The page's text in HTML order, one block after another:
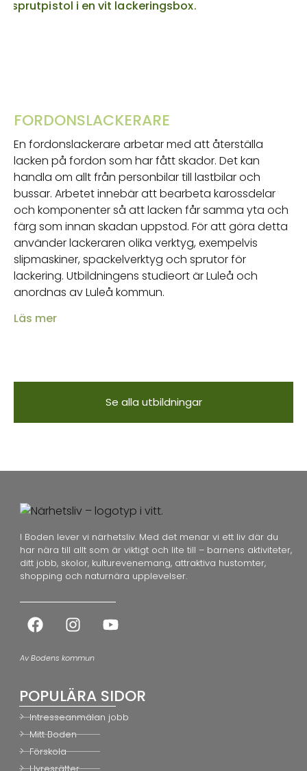
FORDONSLACKERARE
En fordonslackerare arbetar med att återställa
lacken på fordon som har fått skador. Det kan
handla om allt från personbilar till lastbilar och
bussar. Arbetet innebär att bearbeta karossdelar
och komponenter så att lacken får samma yta och
färg som innan skadan uppstod. För att göra detta
använder lackeraren olika verktyg, exempelvis
slipmaskiner, spackelverktyg och sprutor för
lackering. Utbildningens studieort är Luleå och
anordnas av Luleå kommun.
Läs mer
Se alla utbildningar
I Boden lever vi närhetsliv. Med det menar vi ett liv där du
har nära till allt som är viktigt och lite till – barnens aktiviteter,
ditt jobb, skolor, kulturevenemang, attraktiva hustomter,
shopping och naturnära upplevelser.
Av Bodens kommun
POPULÄRA SIDOR
Intresseanmälan jobb
Mitt Boden
Förskola